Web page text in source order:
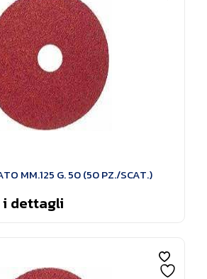
MM.125 G. 50 (50 PZ./SCAT.)
dettagli